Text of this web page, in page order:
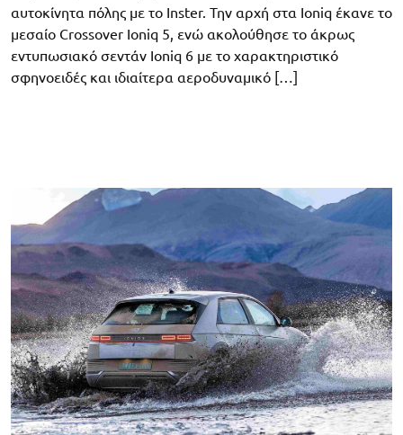
αυτοκίνητα πόλης με το Inster. Την αρχή στα Ioniq έκανε το
μεσαίο Crossover Ioniq 5, ενώ ακολούθησε το άκρως
εντυπωσιακό σεντάν Ioniq 6 με το χαρακτηριστικό
σφηνοειδές και ιδιαίτερα αεροδυναμικό […]